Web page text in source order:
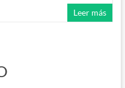
Leer más